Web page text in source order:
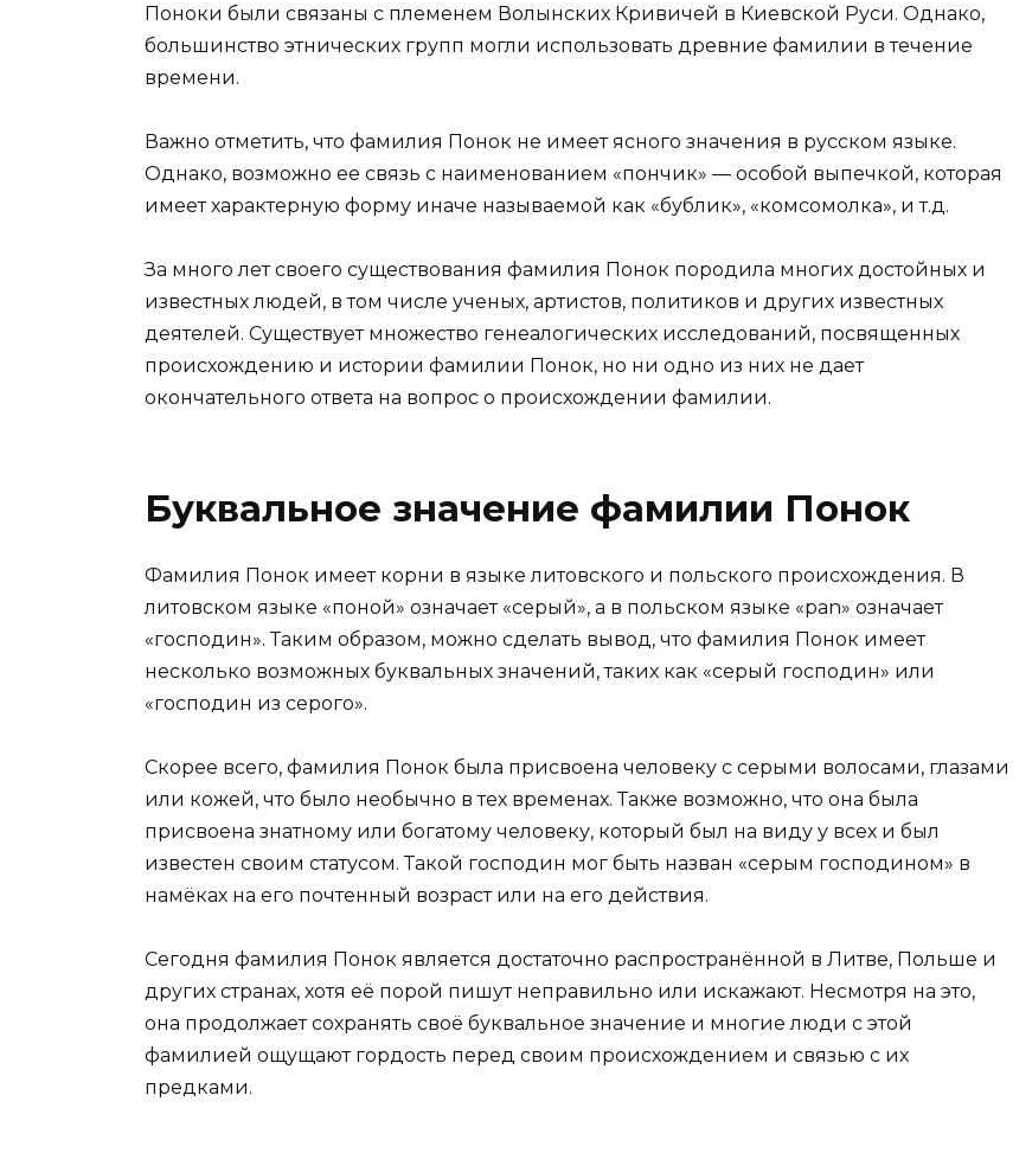
Поноки были связаны с племенем Волынских Кривичей в Киевской Руси. Однако,
большинство этнических групп могли использовать древние фамилии в течение
времени.
Важно отметить, что фамилия Понок не имеет ясного значения в русском языке.
Однако, возможно ее связь с наименованием «пончик» — особой выпечкой, которая
имеет характерную форму иначе называемой как «бублик», «комсомолка», и т.д.
За много лет своего существования фамилия Понок породила многих достойных и
известных людей, в том числе ученых, артистов, политиков и других известных
деятелей. Существует множество генеалогических исследований, посвященных
происхождению и истории фамилии Понок, но ни одно из них не дает
окончательного ответа на вопрос о происхождении фамилии.
Буквальное значение фамилии Понок
Фамилия Понок имеет корни в языке литовского и польского происхождения. В
литовском языке «поной» означает «серый», а в польском языке «pan» означает
«господин». Таким образом, можно сделать вывод, что фамилия Понок имеет
несколько возможных буквальных значений, таких как «серый господин» или
«господин из серого».
Скорее всего, фамилия Понок была присвоена человеку с серыми волосами, глазами
или кожей, что было необычно в тех временах. Также возможно, что она была
присвоена знатному или богатому человеку, который был на виду у всех и был
известен своим статусом. Такой господин мог быть назван «серым господином» в
намёках на его почтенный возраст или на его действия.
Сегодня фамилия Понок является достаточно распространённой в Литве, Польше и
других странах, хотя её порой пишут неправильно или искажают. Несмотря на это,
она продолжает сохранять своё буквальное значение и многие люди с этой
фамилией ощущают гордость перед своим происхождением и связью с их
предками.